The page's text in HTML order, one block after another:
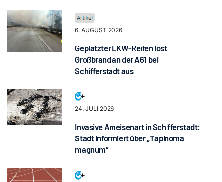
6. AUGUST 2026
Geplatzter LKW-Reifen löst
Großbrand an der A61 bei
Schifferstadt aus
24. JULI 2026
Invasive Ameisenart in Schifferstadt:
Stadt informiert über „Tapinoma
magnum“